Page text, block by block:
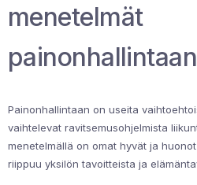
menetelmät
Painonhallintaan on useita
vaihtelevat ravitsemusohjelmista
menetelmällä on omat hyvät ja
riippuu yksilön tavoitteista ja